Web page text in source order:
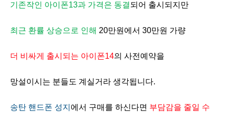
기존작인 아이폰13과 가격은 동결되어 출시되지만
최근 환률 상승으로 인해 20만원에서 30만원 가량
더 비싸게 출시되는 아이폰14의 사전예약을
망설이시는 분들도 계실거라 생각됩니다.
송탄 핸드폰 성지 에서 구매를 하신다면 부담감을 줄일 수